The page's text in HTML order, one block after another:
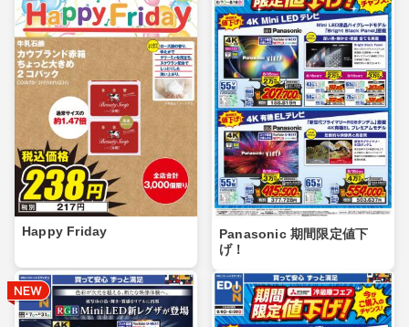
Happy Friday
Panasonic 期間限定値下
げ！